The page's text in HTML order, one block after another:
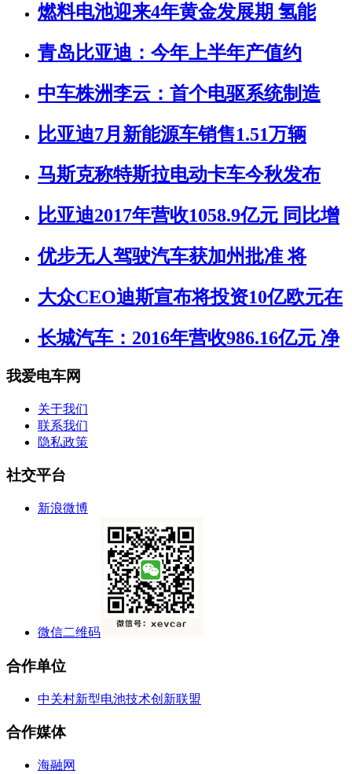
燃料电池迎来4年黄金发展期 氢能
青岛比亚迪：今年上半年产值约
中车株洲李云：首个电驱系统制造
比亚迪7月新能源车销售1.51万辆
马斯克称特斯拉电动卡车今秋发布
比亚迪2017年营收1058.9亿元 同比增
优步无人驾驶汽车获加州批准 将
大众CEO迪斯宣布将投资10亿欧元在
长城汽车：2016年营收986.16亿元 净
我爱电车网
关于我们
联系我们
隐私政策
社交平台
新浪微博
微信二维码
合作单位
中关村新型电池技术创新联盟
合作媒体
海融网